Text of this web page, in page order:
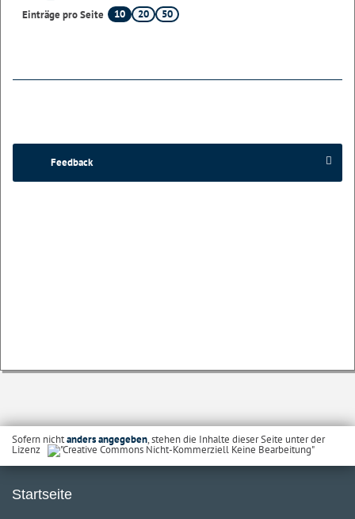
Einträge pro Seite
10 20 50
Feedback
Sofern nichtanders angegeben, stehen die Inhalte dieser Seite unter der
Lizenz
Startseite